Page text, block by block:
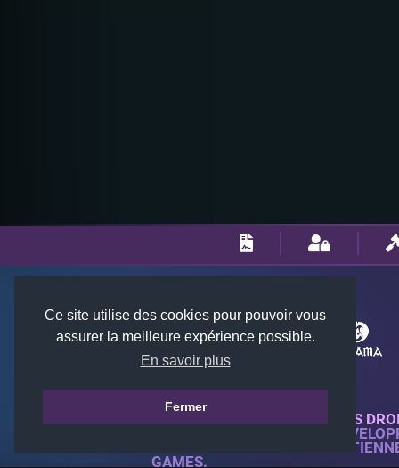
Ce site utilise des cookies pour pouvoir vous
assurer la meilleure expérience possible.
En savoir plus
Fermer
© 2018-2026 KTARENA. TOUS
SITE WEB ENTIÈREMENT
TOUTES LES IMAGES
GAMES.